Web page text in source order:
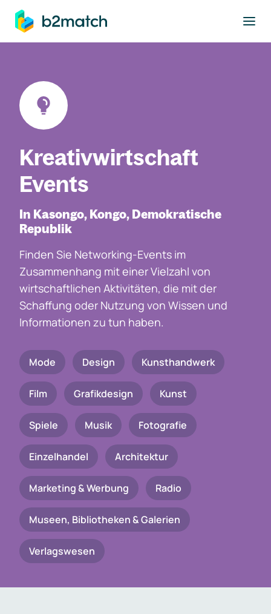
springen
Kreativwirtschaft
Events
In Kasongo, Kongo, Demokratische
Republik
Finden Sie Networking-Events im
Zusammenhang mit einer Vielzahl von
wirtschaftlichen Aktivitäten, die mit der
Schaffung oder Nutzung von Wissen und
Informationen zu tun haben.
Mode Design Kunsthandwerk
Film Grafikdesign Kunst
Spiele Musik Fotografie
Einzelhandel Architektur
Marketing & Werbung Radio
Museen, Bibliotheken & Galerien
Verlagswesen